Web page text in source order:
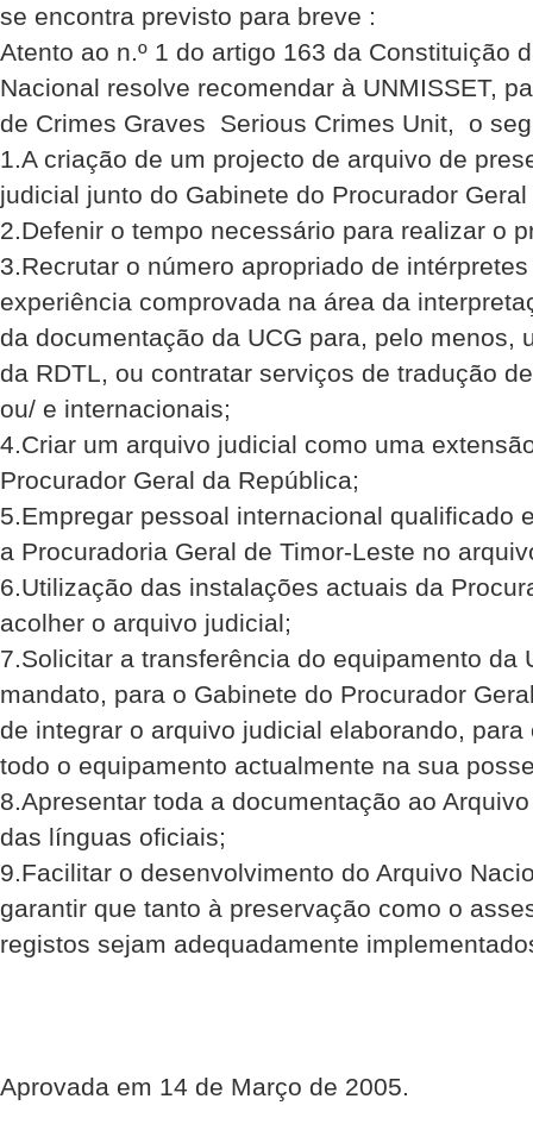
se encontra previsto para breve :
Atento ao n.º 1 do artigo 163 da Constituição
Nacional resolve recomendar à UNMISSET,
de Crimes Graves  Serious Crimes Unit, o
1.A criação de um projecto de arquivo de
judicial junto do Gabinete do Procurador Geral
2.Defenir o tempo necessário para realizar o
3.Recrutar o número apropriado de
experiência comprovada na área da
da documentação da UCG para, pelo menos,
da RDTL, ou contratar serviços de tradução
ou/ e internacionais;
4.Criar um arquivo judicial como uma
Procurador Geral da República;
5.Empregar pessoal internacional qualificado
a Procuradoria Geral de Timor-Leste no
6.Utilização das instalações actuais da
acolher o arquivo judicial;
7.Solicitar a transferência do equipamento da
mandato, para o Gabinete do Procurador
de integrar o arquivo judicial elaborando,
todo o equipamento actualmente na sua
8.Apresentar toda a documentação ao
das línguas oficiais;
9.Facilitar o desenvolvimento do Arquivo
garantir que tanto à preservação como o
registos sejam adequadamente
Aprovada em 14 de Março de 2005.